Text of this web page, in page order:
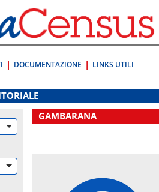
DOCUMENTAZIONE LINKS UTILI
GAMBARANA